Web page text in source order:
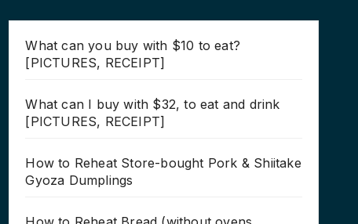
What can you buy with $10 to eat?
[PICTURES, RECEIPT]
What can I buy with $32, to eat and drink
[PICTURES, RECEIPT]
How to Reheat Store-bought Pork & Shiitake
Gyoza Dumplings